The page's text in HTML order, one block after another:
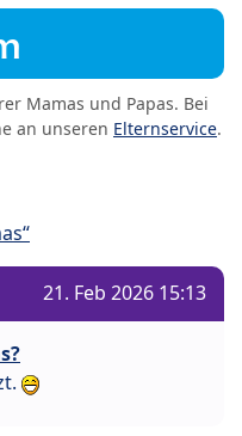
Mamas und Papas. Bei
an unseren Elternservice.
21. Feb 2026 15:13